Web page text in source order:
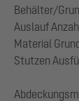
Behälter/
Auslauf
Material
Stutzen